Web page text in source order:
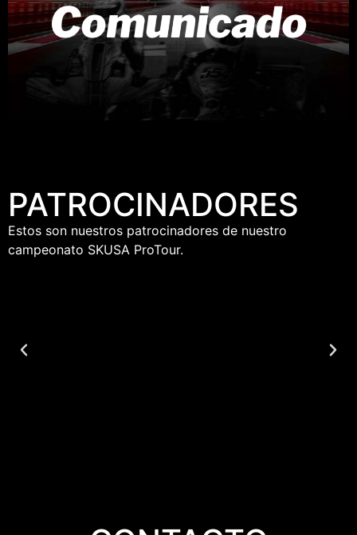
PATROCINADORES
Estos son nuestros patrocinadores de nuestro
campeonato SKUSA ProTour.